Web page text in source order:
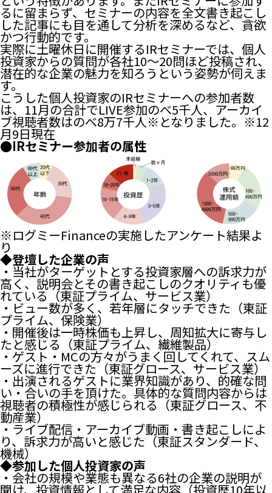
るに留まらず、セミナーの内容を全文書き起こし
した記事にも目を通して分析を深めるなど、貪欲
かつ行動的です。
実際に土曜休日に開催するIRセミナーでは、個人
投資家からの質問が各社10〜20問ほど投稿され、
潜在的な企業の魅力を知ろうという姿勢が伺えま
す。
こうした個人投資家のIRセミナーへの参加者数
は、11月の合計でLIVE参加のべ5千人、アーカイ
ブ視聴者数はのべ8万7千人※となりました。※12
月9日現在
●IRセミナー参加者の属性
※ログミーFinanceの実施したアンケート結果よ
り
◆登壇した企業の声
・当社がターゲットとする投資家層への訴求力が
高く、説明会とその書き起こしのクオリティも優
れている（東証プライム、サービス業）
・ビュー数が多く、若年層にタッチできた（東証
プライム、保険業）
・開催後は一時株価も上昇し、周知拡大に寄与し
たと感じる（東証プライム、繊維製品）
・ゲスト・MCの方々がうまく回してくれて、スム
ーズに進行できた（東証グロース、サービス業）
・出演されるゲストに業界知識があり、的確な問
い・合いの手を頂けた。具体的な質問内容からは
視聴者の積極性が感じられる（東証グロース、不
動産業）
・ライブ配信・アーカイブ動画・書き起こしによ
り、訴求力が高いと感じた（東証スタンダード、
機械）
◆参加した個人投資家の声
・会社の規模や業態も異なる6社の企業の説明が
聞け、投資情報として満足な内容（投資歴10年以